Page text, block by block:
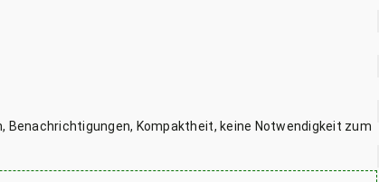
Benachrichtigungen, Kompaktheit, keine Notwendigkeit zum